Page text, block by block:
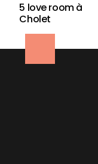
5 love room à
Cholet